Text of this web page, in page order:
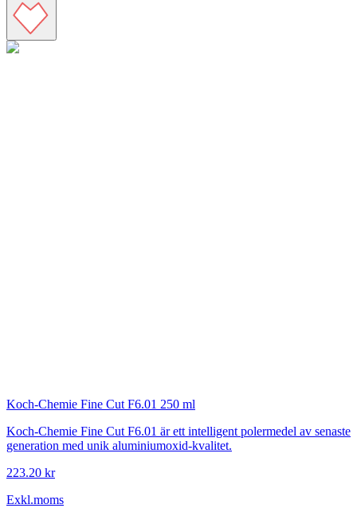
Koch-Chemie Fine Cut F6.01 250 ml
Koch-Chemie Fine Cut F6.01 är ett intelligent polermedel av senaste
generation med unik aluminiumoxid-kvalitet.
223.20 kr
Exkl.moms